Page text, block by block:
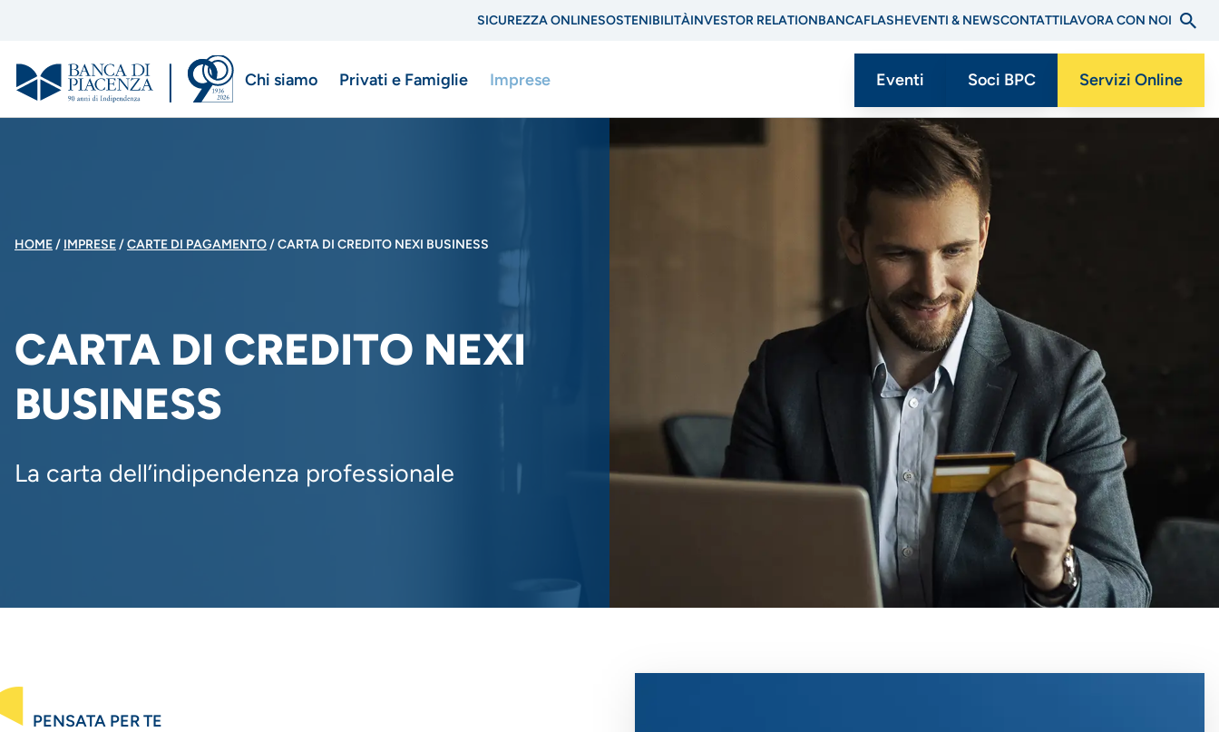
contenuto
principale
di
navigazione
servizio
SICUREZZA ONLINESOSTENIBILITÀINVESTOR RELATIONBANCAFLASHEVENTI & NEWSCONTATTILAVORA CON NOI
Menu
principale
Chi siamo Privati e Famiglie Imprese
Menu
CTA
Eventi Soci BPC Servizi Online
BRICIOLE
PANE
HOME IMPRESE CARTE DI PAGAMENTO CARTA DI CREDITO NEXI BUSINESS
CARTA DI CREDITO NEXI
BUSINESS
La carta dell’indipendenza professionale
PENSATA PER TE